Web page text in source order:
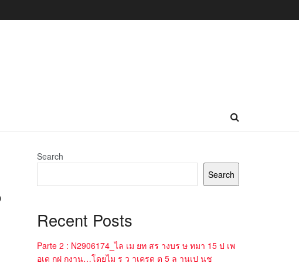
Search
Search
Recent Posts
Parte 2 : N2906174_ไล เม ยท สร างบร ษ ทมา 15 ป เพ
อเด กฝ กงาน…โดยไม ร ว าเครด ต 5 ล านเป นช